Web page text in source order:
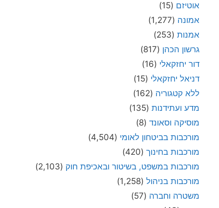
אוטיזם (15)
אמונה (1,277)
אמנות (253)
גרשון הכהן (817)
דור יחזקאלי (16)
דניאל יחזקאלי (15)
ללא קטגוריה (162)
מדע ועתידנות (135)
מוסיקה וסאונד (8)
מורכבות בביטחון לאומי (4,504)
מורכבות בחינוך (420)
מורכבות במשפט, בשיטור ובאכיפת חוק (2,103)
מורכבות בניהול (1,258)
משטרה וחברה (57)